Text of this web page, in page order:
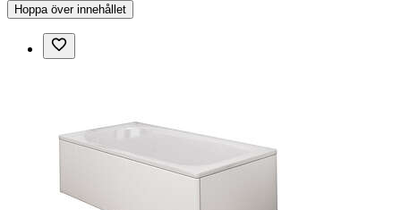
Hoppa över innehållet